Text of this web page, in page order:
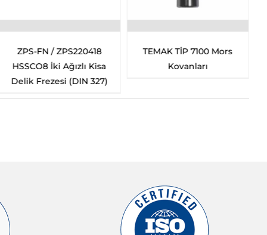
TEMAK Tip 7200 / DIN
317 Mors Kamaları